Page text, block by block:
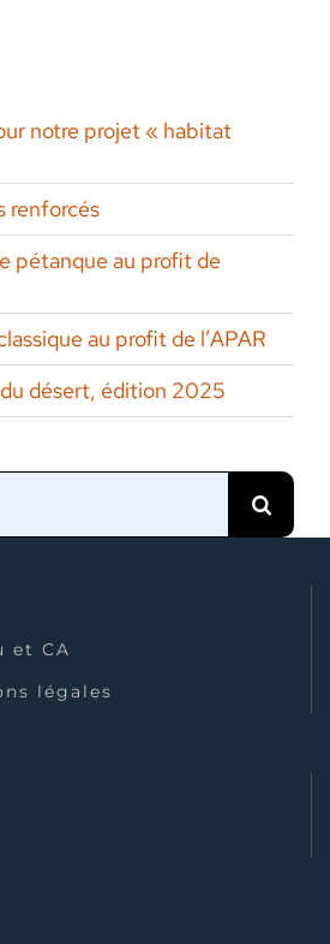
notre projet « habitat
renforcés
pétanque au profit de
au profit de l’APAR
désert, édition 2025
et CA
légales